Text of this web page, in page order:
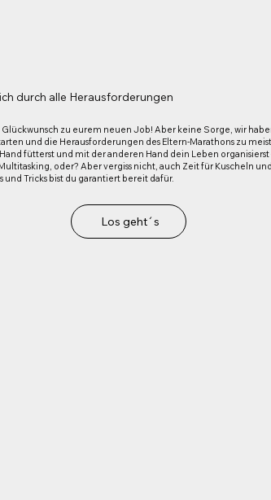
durch alle Herausforderungen
zu eurem neuen Job! Aber keine Sorge, wir
und die Herausforderungen des Eltern-Marathons zu
fütterst und mit der anderen Hand dein Leben organisierst
oder? Aber vergiss nicht, auch Zeit für Kuscheln
und Tricks bist du garantiert bereit dafür.
Los geht´s